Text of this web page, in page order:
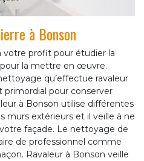
à Bonson
votre profit pour étudier la
la mettre en œuvre.
qu’effectue ravaleur
pour conserver
à Bonson utilise différentes
murs extérieurs et il veille à ne
façade. Le nettoyage de
de professionnel comme
Ravaleur à Bonson veille